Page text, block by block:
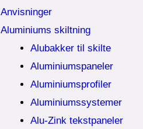
Anvisninger
Aluminiums skiltning
Alubakker til skilte
Aluminiumspaneler
Aluminiumsprofiler
Aluminiumssystemer
Alu-Zink tekstpaneler